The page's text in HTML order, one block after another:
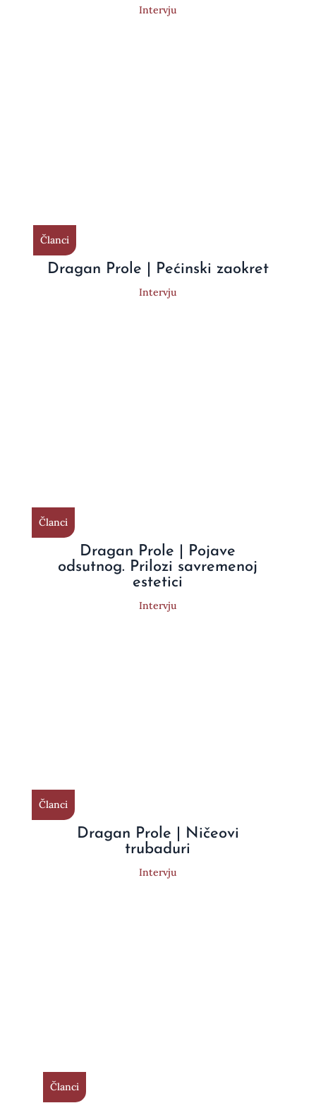
Intervju
Članci
Dragan Prole | Pećinski zaokret
Intervju
Članci
Dragan Prole | Pojave
odsutnog. Prilozi savremenoj
estetici
Intervju
Članci
Dragan Prole | Ničeovi
trubaduri
Intervju
Članci